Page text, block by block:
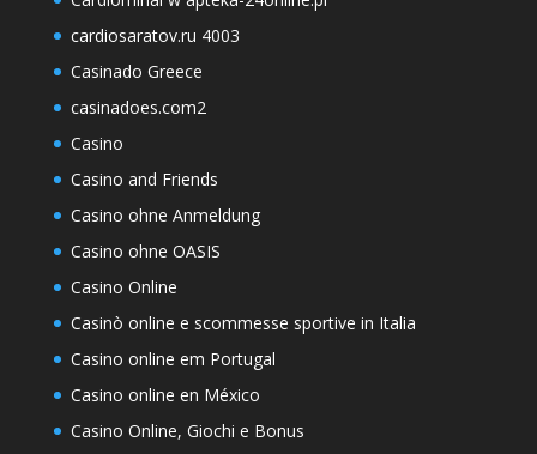
cardiosaratov.ru 4003
Casinado Greece
casinadoes.com2
Casino
Casino and Friends
Casino ohne Anmeldung
Casino ohne OASIS
Casino Online
Casinò online e scommesse sportive in Italia
Casino online em Portugal
Casino online en México
Casino Online, Giochi e Bonus